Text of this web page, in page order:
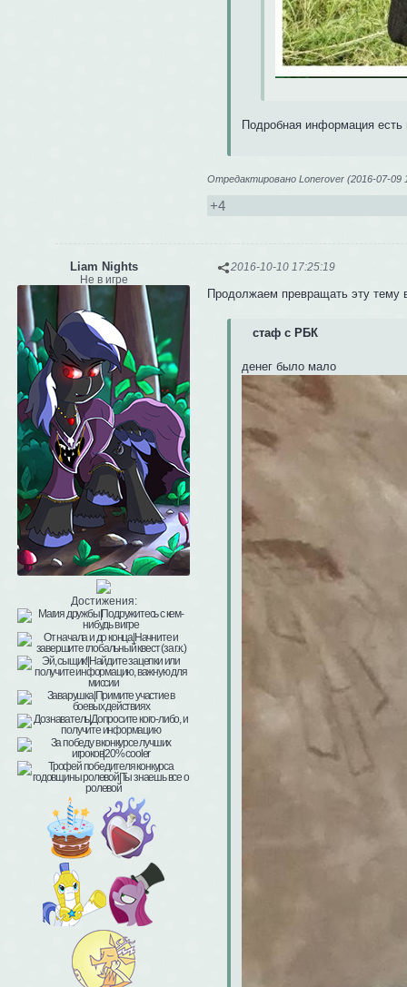
Подробная информация
Отредактировано Lonerover (2016-07-09
+4
2016-10-10 17:25:19
Liam Nights
Не в игре
Достижения:
Продолжаем превращать эту
стаф с РБК
денег было мало